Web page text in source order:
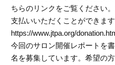
ちらのリンクをご覧ください
支払いいただくことができます
https://www.jtpa.org/
今回のサロン開催レポートを
名を募集しています。希望の